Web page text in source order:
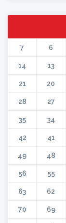
6
7
13
14
20
21
27
28
34
35
41
42
48
49
55
56
62
63
69
70